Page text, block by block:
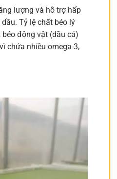
lượng và hỗ trợ hấp
Tỷ lệ chất béo lý
động vật (dầu cá)
chứa nhiều omega-3,